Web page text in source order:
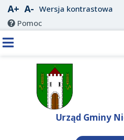
A+ A- Wersja kontrastowa
Pomoc
Urząd Gminy